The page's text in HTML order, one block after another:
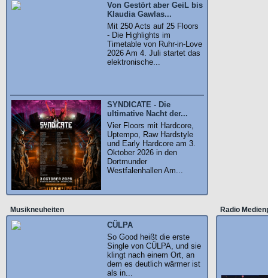
Von Gestört aber GeiL bis
Klaudia Gawlas...
Mit 250 Acts auf 25 Floors
- Die Highlights im
Timetable von Ruhr-in-Love
2026 Am 4. Juli startet das
elektronische...
SYNDICATE - Die
ultimative Nacht der...
Vier Floors mit Hardcore,
Uptempo, Raw Hardstyle
und Early Hardcore am 3.
Oktober 2026 in den
Dortmunder
Westfalenhallen Am...
Radio
Musikneuheiten
CÜLPA
So Good heißt die erste
Single von CÜLPA, und sie
klingt nach einem Ort, an
dem es deutlich wärmer ist
als in...